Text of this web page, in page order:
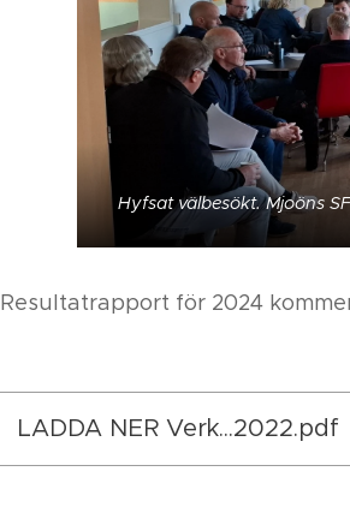
Hyfsat välbesökt. Mjoöns
Resultatrapport för 2024
LADDA NER Verk...2022.pdf